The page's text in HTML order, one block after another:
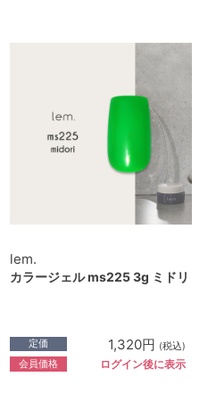
lem.
カラージェル ms225 3g ミドリ
定価 1,320円 (税込)
会員価格 ログイン後に表示